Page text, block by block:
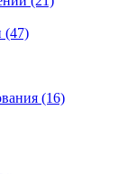
(47)
(16)